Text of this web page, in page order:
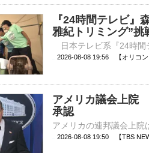
『24時間テレビ』
雅紀トリミング”挑
2026-08-08 19:56 【オリコン
アメリカ議会上院
承認
2026-08-08 19:50 【TBS